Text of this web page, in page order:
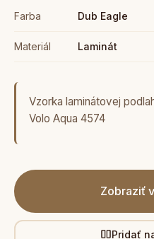
Farba Dub Eagle
Materiál Laminát
Vzorka laminátovej
Volo Aqua 4574
Zobraziť
Pridať